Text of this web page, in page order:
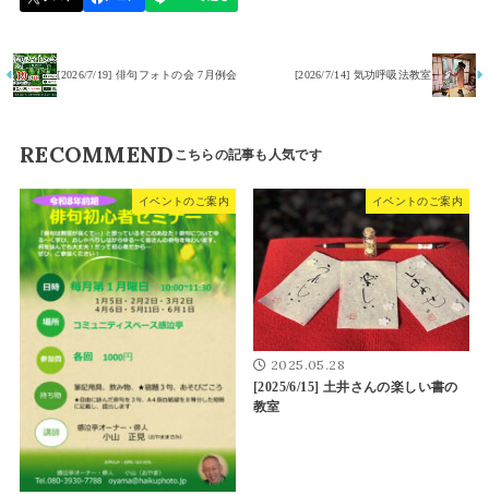
[2026/7/19] 俳句フォトの会 7月例会 [2026/7/14] 気功呼吸法教室
RECOMMEND
イベントのご案内 イベントのご案内
2025.05.28
[2025/6/15] 土井さんの楽しい書の
教室